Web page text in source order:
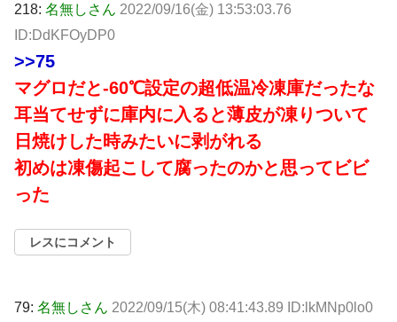
218: 名無しさん 2022/09/16(金) 13:53:03.76
ID:DdKFOyDP0
>>75
マグロだと-60℃設定の超低温冷凍庫だったな
耳当てせずに庫内に入ると薄皮が凍りついて
日焼けした時みたいに剥がれる
初めは凍傷起こして腐ったのかと思ってビビ
った
レスにコメント
79: 名無しさん 2022/09/15(木) 08:41:43.89 ID:lkMNp0lo0